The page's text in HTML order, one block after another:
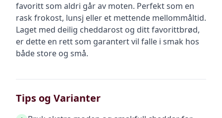
favoritt som aldri går av moten. Perfekt som en
rask frokost, lunsj eller et mettende mellommåltid.
Laget med deilig cheddarost og ditt favorittbrød,
er dette en rett som garantert vil falle i smak hos
både store og små.
Tips og Varianter